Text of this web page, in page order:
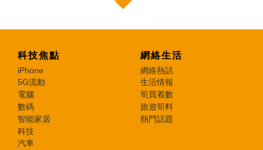
科技焦點
iPhone
5G流動
電腦
數碼
智能家居
科技
汽車
網絡生活
網絡熱話
生活情報
筍買着數
旅遊筍料
熱門話題